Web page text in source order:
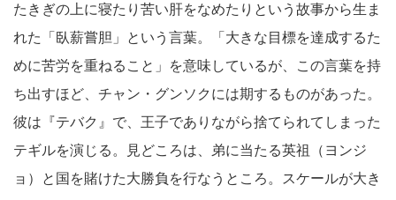
たきぎの上に寝たり苦い肝をなめたりという故事から生ま
れた「臥薪嘗胆」という言葉。「大きな目標を達成するた
めに苦労を重ねること」を意味しているが、この言葉を持
ち出すほど、チャン・グンソクには期するものがあった。
彼は『テバク』で、王子でありながら捨てられてしまった
テギルを演じる。見どころは、弟に当たる英祖（ヨンジ
ョ）と国を賭けた大勝負を行なうところ。スケールが大き